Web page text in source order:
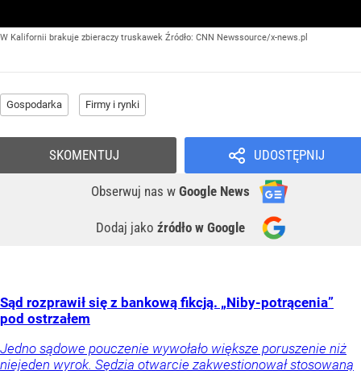
W Kalifornii brakuje zbieraczy truskawek Źródło: CNN Newssource/x-news.pl
Gospodarka Firmy i rynki
UDOSTĘPNIJ
Obserwuj nas w Google News
Dodaj jako źródło w Google
SKOMENTUJ
Sąd rozprawił się z bankową fikcją. „Niby-potrącenia”
pod ostrzałem
Jedno sądowe pouczenie wywołało większe poruszenie niż
niejeden wyrok. Sędzia otwarcie zakwestionował stosowaną